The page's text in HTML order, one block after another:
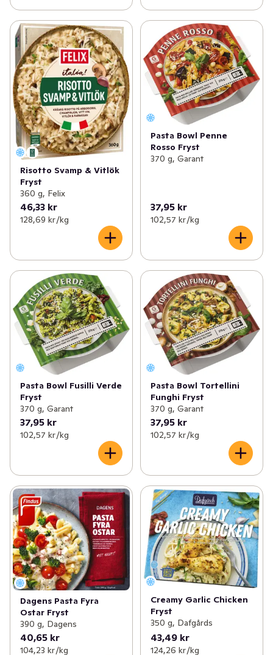
Risotto Svamp & Vitlök
Fryst
360 g, Felix
46,33 kr
128,69 kr /kg
Pasta Bowl Penne
Rosso Fryst
370 g, Garant
37,95 kr
102,57 kr /kg
Pasta Bowl Fusilli Verde
Fryst
370 g, Garant
37,95 kr
102,57 kr /kg
Pasta Bowl Tortellini
Funghi Fryst
370 g, Garant
37,95 kr
102,57 kr /kg
Dagens Pasta Fyra
Ostar Fryst
390 g, Dagens
40,65 kr
104,23 kr /kg
Creamy Garlic Chicken
Fryst
350 g, Dafgårds
43,49 kr
124,26 kr /kg